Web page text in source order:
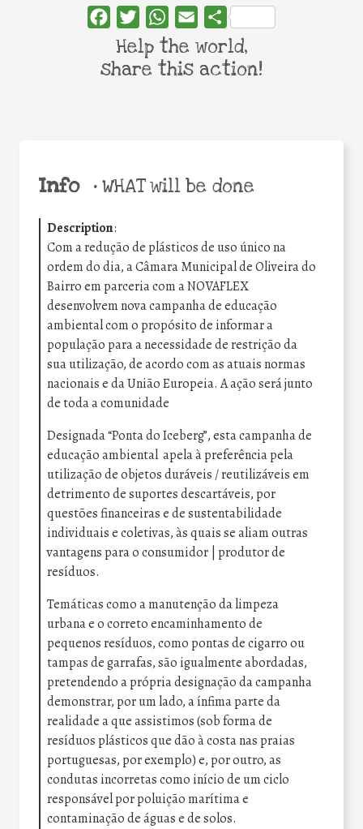
Info •WHAT will be done
Description:
Com a redução de plásticos de uso único na
ordem do dia, a Câmara Municipal de Oliveira do
Bairro em parceria com a NOVAFLEX
desenvolvem nova campanha de educação
ambiental com o propósito de informar a
população para a necessidade de restrição da
sua utilização, de acordo com as atuais normas
nacionais e da União Europeia. A ação será junto
de toda a comunidade
Designada “Ponta do Iceberg”, esta campanha de
educação ambiental apela à preferência pela
utilização de objetos duráveis / reutilizáveis em
detrimento de suportes descartáveis, por
questões financeiras e de sustentabilidade
individuais e coletivas, às quais se aliam outras
vantagens para o consumidor | produtor de
resíduos.
Temáticas como a manutenção da limpeza
urbana e o correto encaminhamento de
pequenos resíduos, como pontas de cigarro ou
tampas de garrafas, são igualmente abordadas,
pretendendo a própria designação da campanha
demonstrar, por um lado, a ínfima parte da
realidade a que assistimos (sob forma de
resíduos plásticos que dão à costa nas praias
portuguesas, por exemplo) e, por outro, as
condutas incorretas como início de um ciclo
responsável por poluição marítima e
contaminação de águas e de solos.
FacebookTwitterWhatsApp
Email Share
Help the world,
share this action!